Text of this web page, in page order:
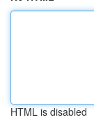
HTML is disabled